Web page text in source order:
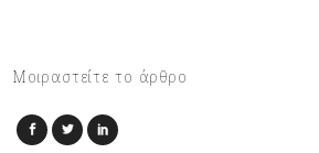
Μοιραστείτε το άρθρο